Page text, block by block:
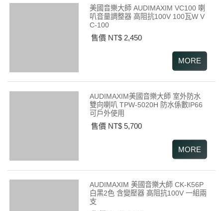
美國音樂大師 AUDIMAXIM VC100 喇
叭音量調整器 高阻抗100V 100瓦W V
C-100
售價 NT$ 2,450
AUDIMAXIM美國音樂大師 室外防水
雙向喇叭 TPW-5020H 防水係數IP66
可戶外使用
售價 NT$ 5,700
AUDIMAXIM 美國音樂大師 CK-K56P
白黑2色 含變壓器 高阻抗100V 一組兩
支